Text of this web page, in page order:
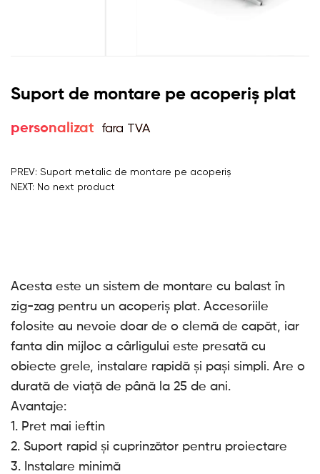
Suport de montare pe acoperiș plat
personalizat fara TVA
PREV: Suport metalic de montare pe acoperiș
NEXT: No next product
Acesta este un sistem de montare cu balast în
zig-zag pentru un acoperiș plat. Accesoriile
folosite au nevoie doar de o clemă de capăt, iar
fanta din mijloc a cârligului este presată cu
obiecte grele, instalare rapidă și pași simpli. Are o
durată de viață de până la 25 de ani.
Avantaje:
1. Pret mai ieftin
2. Suport rapid și cuprinzător pentru proiectare
3. Instalare minimă